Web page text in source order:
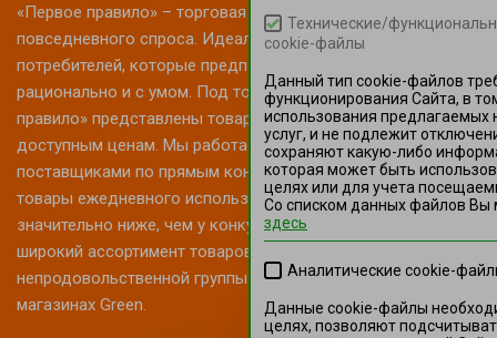
«Первое правило» – торговая марка товаров
повседневного спроса. Идеально подходит для
потребителей, которые предпочитают делать покупки
рационально и с умом. Под торговой маркой «Первое
правило» представлены товары высокого качества по
доступным ценам. Мы работаем с проверенными
поставщиками по прямым контрактам, поэтому цена на
товары ежедневного использования в наших магазинах
значительно ниже, чем у конкурентов. «Первое правило» -
широкий ассортимент товаров продовольственной и
непродовольственной группы. Всегда в наличии в
магазинах Green.
Технические/
cookie-файлы
Данный тип cookie-файлов
функционирования Сайта, в
использования предлагаемых
услуг, и не подлежит
сохраняют какую-либо
которая может быть
целях или для учета
Со списком данных файлов Вы
здесь
Аналитические cookie-
Данные cookie-файлы
целях, позволяют